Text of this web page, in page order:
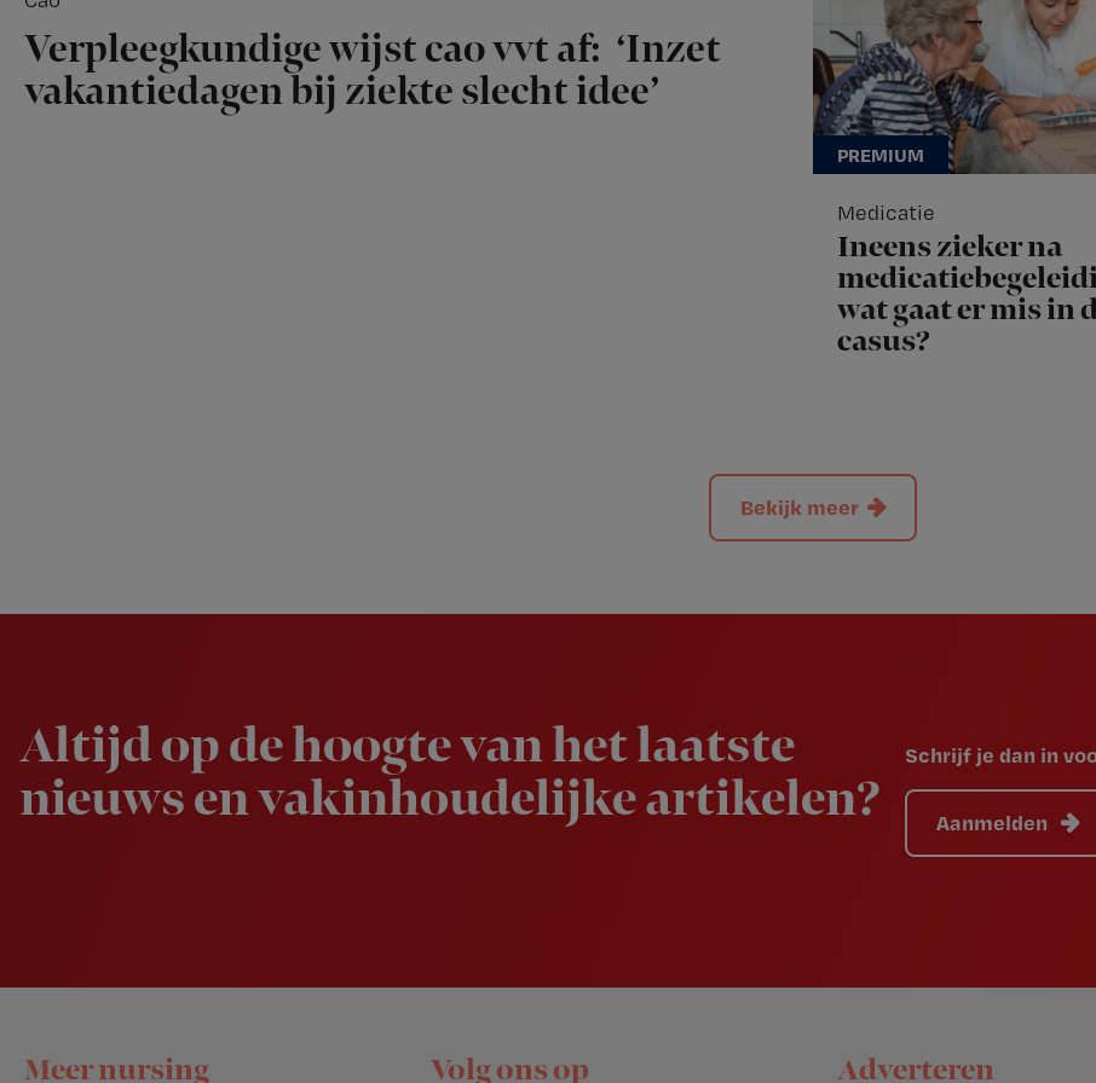
Verpleegkundige wijst cao vvt af: ‘Inzet
vakantiedagen bij ziekte slecht idee’
Medicatie
Ineens zieker na
wat gaat er mis in
casus?
Bekijk meer
Altijd op de hoogte van het laatste
nieuws en vakinhoudelijke artikelen?
Schrijf je dan in
Aanmelden
Footer
Meer nursing Volg ons op Adverteren